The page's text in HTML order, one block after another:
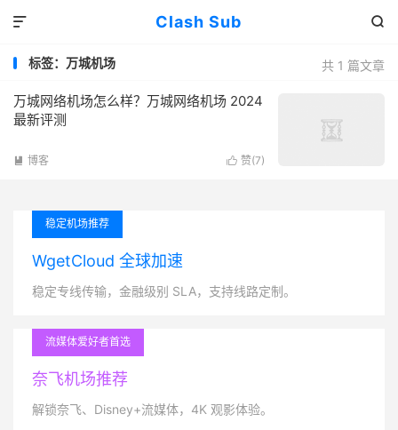
Clash Sub 

共 1 篇文章
标签：万城机场
万城网络机场怎么样？万城网络机场 2024
最新评测
 赞(7)
 博客
稳定机场推荐
WgetCloud 全球加速
稳定专线传输，金融级别 SLA，支持线路定制。
流媒体爱好者首选
奈飞机场推荐
解锁奈飞、Disney+流媒体，4K 观影体验。